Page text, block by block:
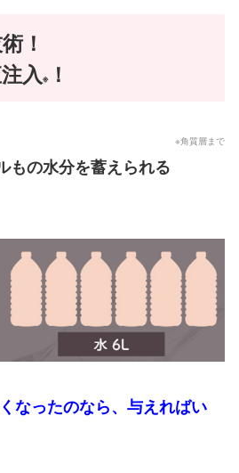
！
入※！
※角質層まで
もの水分を蓄えられる
なったのなら、与えればい